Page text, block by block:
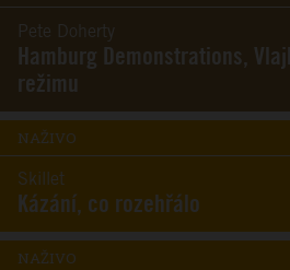
Pete Doherty
Hamburg Demonstrations,
režimu
NAŽIVO
Skillet
Kázání, co rozehřálo
NAŽIVO